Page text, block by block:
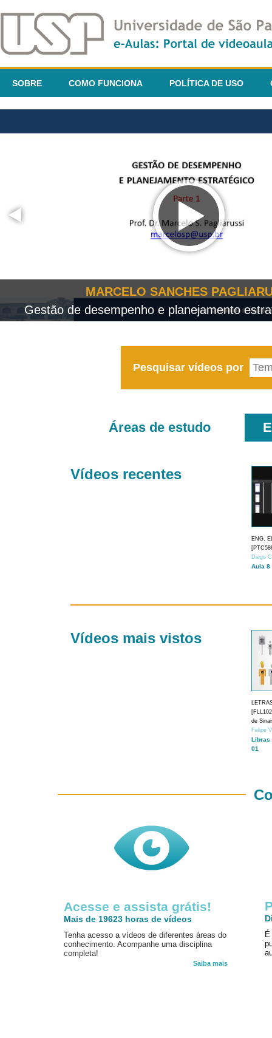
SOBRE COMO FUNCIONA POLÍTICA DE USO
MARCELO SANCHES
Gestão de desempenho e planejamento
Pesquisar vídeos por
Áreas de estudo
Vídeos recentes
ENG.
Diego
Aula 8
Vídeos mais vistos
de
Felipe
Libras
01
Acesse e assista grátis!
Mais de 19623 horas de vídeos
Tenha acesso a vídeos de diferentes áreas do
conhecimento. Acompanhe uma disciplina
completa!
Saiba mais